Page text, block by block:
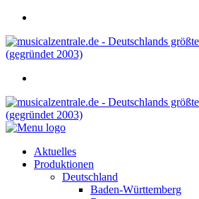
Aktuelles
Produktionen
Deutschland
Baden-Württemberg